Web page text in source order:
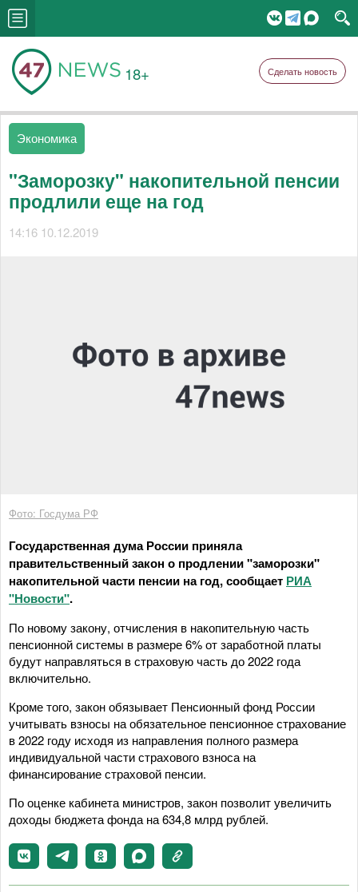
18+ Сделать новость
Экономика
"Заморозку" накопительной пенсии
продлили еще на год
14:16 10.12.2019
Фото: Госдума РФ
Государственная дума России приняла
правительственный закон о продлении "заморозки"
накопительной части пенсии на год, сообщает РИА
"Новости".
По новому закону, отчисления в накопительную часть
пенсионной системы в размере 6% от заработной платы
будут направляться в страховую часть до 2022 года
включительно.
Кроме того, закон обязывает Пенсионный фонд России
учитывать взносы на обязательное пенсионное страхование
в 2022 году исходя из направления полного размера
индивидуальной части страхового взноса на
финансирование страховой пенсии.
По оценке кабинета министров, закон позволит увеличить
доходы бюджета фонда на 634,8 млрд рублей.